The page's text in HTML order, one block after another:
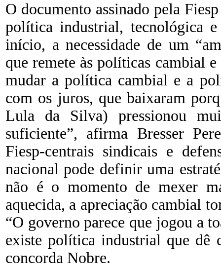
O documento assinado pela
política industrial, tecnológica
início, a necessidade de um
que remete às políticas cambial
mudar a política cambial e a
com os juros, que baixaram
Lula da Silva) pressionou
suficiente”, afirma Bresser
Fiesp-centrais sindicais e
nacional pode definir uma
não é o momento de mexer
aquecida, a apreciação cambial
“O governo parece que jogou a
existe política industrial que dê
concorda Nobre.